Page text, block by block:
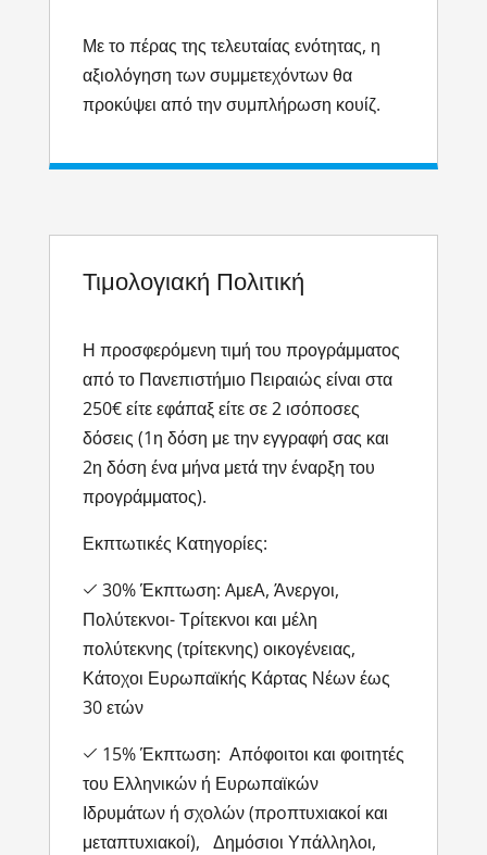
Με το πέρας της τελευταίας ενότητας, η
αξιολόγηση των συμμετεχόντων θα
προκύψει από την συμπλήρωση κουίζ.
Τιμολογιακή Πολιτική
Η προσφερόμενη τιμή του προγράμματος
από το Πανεπιστήμιο Πειραιώς είναι στα
250€ είτε εφάπαξ είτε σε 2 ισόποσες
δόσεις (1η δόση με την εγγραφή σας και
2η δόση ένα μήνα μετά την έναρξη του
προγράμματος).
Εκπτωτικές Κατηγορίες:
30% Έκπτωση: AμεΑ, Άνεργοι,
Πολύτεκνοι- Τρίτεκνοι και μέλη
πολύτεκνης (τρίτεκνης) οικογένειας,
Κάτοχοι Ευρωπαϊκής Κάρτας Νέων έως
30 ετών
15% Έκπτωση: Απόφοιτοι και φοιτητές
του Ελληνικών ή Ευρωπαϊκών
Ιδρυμάτων ή σχολών (πρoπτυxιακοί και
μεταπτυxιακοί), Δημόσιοι Υπάλληλοι,